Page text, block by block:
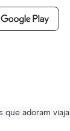
que adoram